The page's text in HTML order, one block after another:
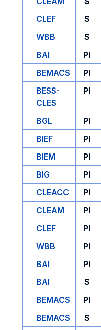
CLEF
S
WBB
S
BAI
PI
BEMACS
PI
BESS-
CLES
PI
BGL PI
BIEF
PI
BIEM
PI
BIG
PI
CLEACC
PI
CLEAM
PI
CLEF
PI
WBB
PI
BAI
PI
BAI
S
BEMACS
PI
BEMACS
S